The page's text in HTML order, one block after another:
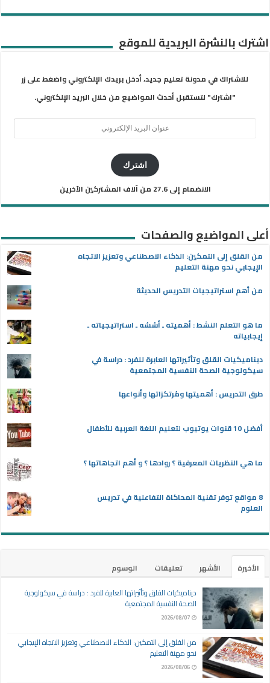
اشترك بالنشرة البريدية للموقع
للاشتراك في مدونة تعليم جديد، أدخل بريدك الإلكتروني واضغط على زر
"اشترك" لتستقبل أحدث المواضيع من خلال البريد الإلكتروني.
اشترك
الانضمام إلى 27.6 من آلاف المشتركين الآخرين
أعلى المواضيع والصفحات
من القلق إلى التمكين: الذكاء الاصطناعي وتعزيز الاتجاه
الإيجابي نحو مهنة التعليم
من أهم استراتيجيات التدريس الحديثة
ما هو التعلم النشط : أهميته ـ أسُسُه ـ استراتيجياته ـ
إيجابياته
ديناميكيات القلق وتأثيراتها العابرة للفرد : دراسة في
سيكولوجية الصحة النفسية المجتمعية
طرق التدريس : أهميتها ومُرتكزاتها وأنواعها
أفضل 10 قنوات يوتيوب لتعليم اللغة العربية للأطفال
ما هي النظريات المعرفية ؟ روادها ؟ و أهم اتجاهاتها ؟
8 مواقع توفر تقنية المحاكاة التفاعلية في تدريس
العلوم
الأخيرة الأشهر تعليقات
الوسوم
ديناميكيات القلق وتأثيراتها العابرة للفرد : دراسة في سيكولوجية
الصحة النفسية المجتمعية
2026/08/07
من القلق إلى التمكين: الذكاء الاصطناعي وتعزيز الاتجاه الإيجابي
نحو مهنة التعليم
2026/08/06